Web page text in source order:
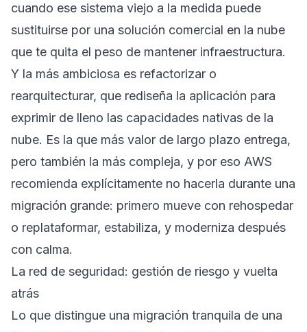
cuando ese sistema viejo a la medida puede
sustituirse por una solución comercial en la nube
que te quita el peso de mantener infraestructura.
Y la más ambiciosa es refactorizar o
rearquitecturar, que rediseña la aplicación para
exprimir de lleno las capacidades nativas de la
nube. Es la que más valor de largo plazo entrega,
pero también la más compleja, y por eso AWS
recomienda explícitamente no hacerla durante una
migración grande: primero mueve con rehospedar
o replataformar, estabiliza, y moderniza después
con calma.
La red de seguridad: gestión de riesgo y vuelta
atrás
Lo que distingue una migración tranquila de una